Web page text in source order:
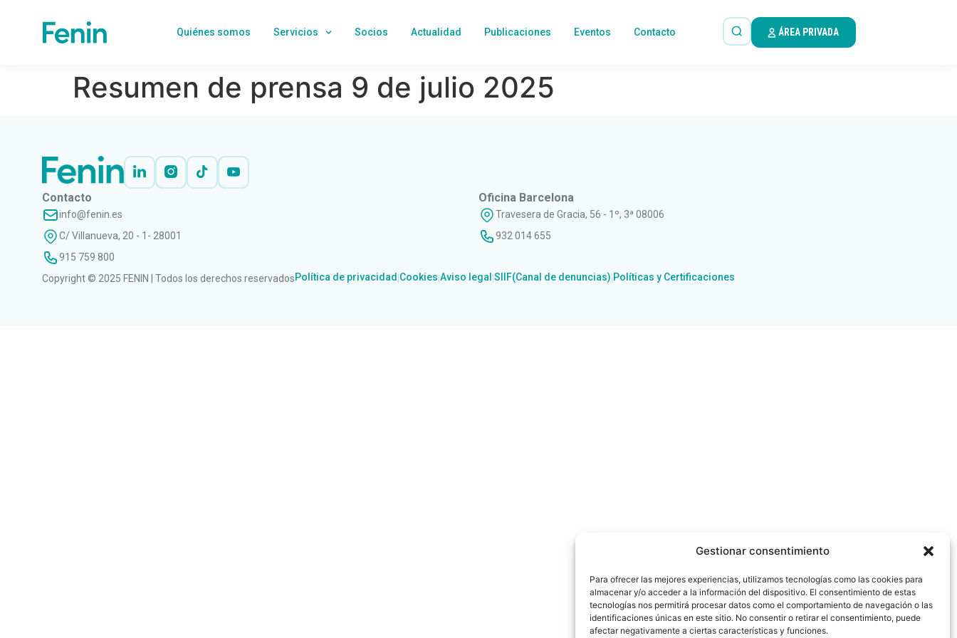
Gestionar consentimiento
Para ofrecer las mejores experiencias, utilizamos tecnologías como las cookies para
almacenar y/o acceder a la información del dispositivo. El consentimiento de estas
tecnologías nos permitirá procesar datos como el comportamiento de navegación o las
identificaciones únicas en este sitio. No consentir o retirar el consentimiento, puede
afectar negativamente a ciertas características y funciones.
Quiénes somos Servicios Socios Actualidad Publicaciones Eventos Contacto ÁREA PRIVADA
Resumen de prensa 9 de julio 2025
Contacto
info@fenin.es
C/ Villanueva, 20 - 1- 28001
915 759 800
Oficina Barcelona
Travesera de Gracia, 56 - 1º, 3ª 08006
932 014 655
Copyright © 2025 FENIN | Todos los derechos reservadosPolítica de privacidad Cookies |Aviso legal |SIIF(Canal de denuncias) Políticas y Certificaciones